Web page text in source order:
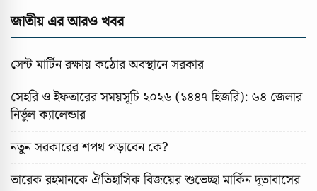
জাতীয় এর আরও খবর
সেন্ট মার্টিন রক্ষায় কঠোর অবস্থানে সরকার
সেহরি ও ইফতারের সময়সূচি ২০২৬ (১৪৪৭ হিজরি): ৬৪ জেলার
নির্ভুল ক্যালেন্ডার
নতুন সরকারের শপথ পড়াবেন কে?
তারেক রহমানকে ঐতিহাসিক বিজয়ের শুভেচ্ছা মার্কিন দূতাবাসের